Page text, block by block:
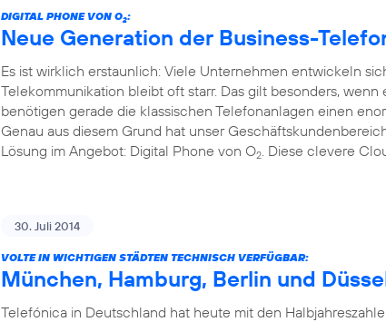
DIGITAL PHONE VON O2:
Neue Generation der Business-
Es ist wirklich erstaunlich: Viele Unternehmen entwickeln
Telekommunikation bleibt oft starr. Das gilt besonders, wenn
benötigen gerade die klassischen Telefonanlagen einen
Genau aus diesem Grund hat unser
Lösung im Angebot: Digital Phone von O2. Diese clevere
30. Juli 2014
VOLTE IN WICHTIGEN STÄDTEN TECHNISCH VERFÜGBAR:
München, Hamburg, Berlin und
Telefónica in Deutschland hat heute mit den